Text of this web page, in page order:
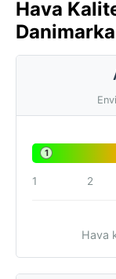
Hava
1
1 2
Hava